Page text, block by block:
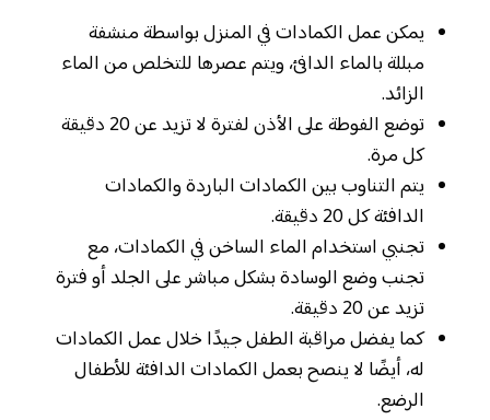
يمكن عمل الكمادات في المنزل بواسطة منشفة
مبللة بالماء الدافئ، ويتم عصرها للتخلص من الماء
الزائد.
توضع الفوطة على الأذن لفترة لا تزيد عن 20 دقيقة
كل مرة.
يتم التناوب بين الكمادات الباردة والكمادات
الدافئة كل 20 دقيقة.
تجنبي استخدام الماء الساخن في الكمادات، مع
تجنب وضع الوسادة بشكل مباشر على الجلد أو فترة
تزيد عن 20 دقيقة.
كما يفضل مراقبة الطفل جيدًا خلال عمل الكمادات
له، أيضًا لا ينصح بعمل الكمادات الدافئة للأطفال
الرضع.